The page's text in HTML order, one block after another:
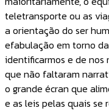
teletransporte ou as
a orientação do ser
efabulação em torno
identificarmos e de nos
que não faltaram
o grande écran que
e as leis pelas quais se